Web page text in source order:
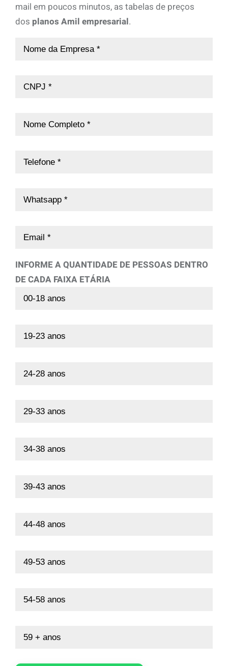
mail em poucos minutos, as tabelas de preços
dos planos Amil empresarial.
INFORME A QUANTIDADE DE PESSOAS DENTRO
DE CADA FAIXA ETÁRIA